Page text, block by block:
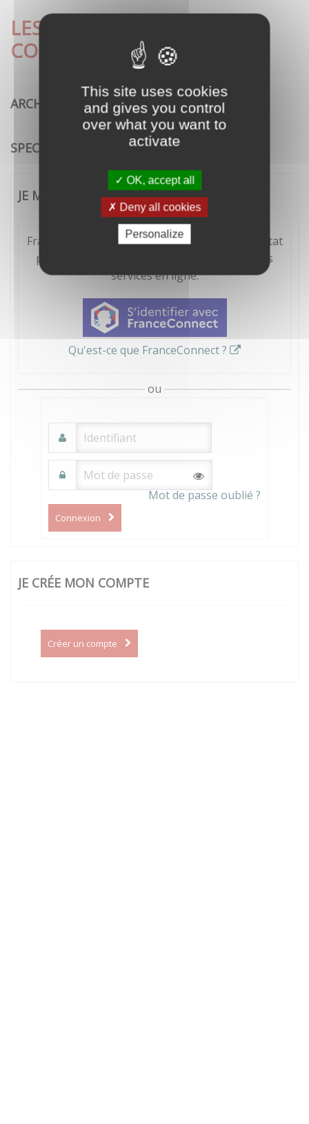
This site uses cookies
and gives you control
over what you want to
activate
OK, accept all
Deny all cookies
Personalize
LES DÉMARCHES LES PLUS
CONSULTÉES
ARCHITECTURE
SPECTACLE VIVANT
JE ME CONNECTE
FranceConnect est la solution proposée par l'Etat
pour sécuriser et simplifier la connexion à vos
services en ligne.
Qu'est-ce que FranceConnect ?
ou
Mot de passe oublié ?
Connexion
JE CRÉE MON COMPTE
Créer un compte